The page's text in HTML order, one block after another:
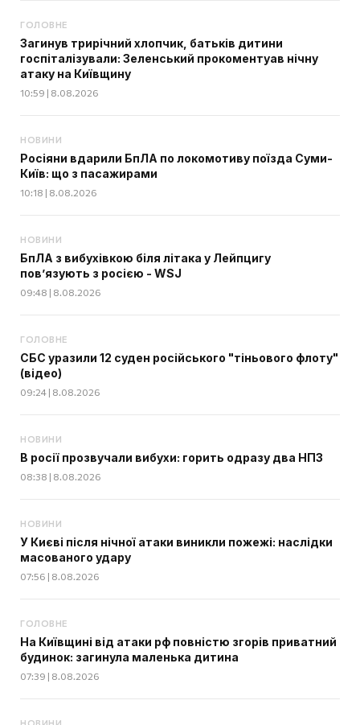
ГОЛОВНЕ
Загинув трирічний хлопчик, батьків дитини
госпіталізували: Зеленський прокоментуав нічну
атаку на Київщину
10:59 | 8.08.2026
НОВИНИ
Росіяни вдарили БпЛА по локомотиву поїзда Суми-
Київ: що з пасажирами
10:18 | 8.08.2026
НОВИНИ
БпЛА з вибухівкою біля літака у Лейпцигу
пов’язують з росією - WSJ
09:48 | 8.08.2026
ГОЛОВНЕ
СБС уразили 12 суден російського "тіньового флоту"
(відео)
09:24 | 8.08.2026
НОВИНИ
В росії прозвучали вибухи: горить одразу два НПЗ
08:38 | 8.08.2026
НОВИНИ
У Києві після нічної атаки виникли пожежі: наслідки
масованого удару
07:56 | 8.08.2026
ГОЛОВНЕ
На Київщині від атаки рф повністю згорів приватний
будинок: загинула маленька дитина
07:39 | 8.08.2026